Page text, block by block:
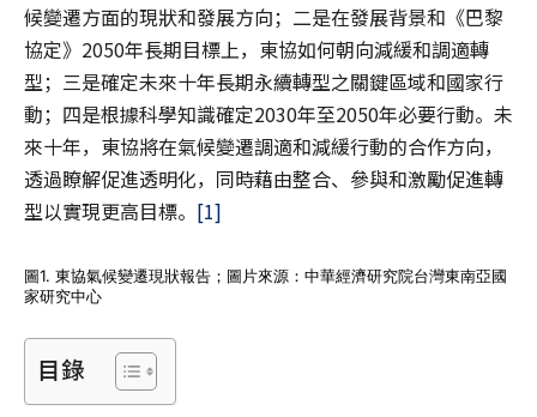
候變遷方面的現狀和發展方向；二是在發展背景和《巴黎
協定》2050年長期目標上，東協如何朝向減緩和調適轉
型；三是確定未來十年長期永續轉型之關鍵區域和國家行
動；四是根據科學知識確定2030年至2050年必要行動。未
來十年，東協將在氣候變遷調適和減緩行動的合作方向，
透過瞭解促進透明化，同時藉由整合、參與和激勵促進轉
型以實現更高目標。 [1]
圖1. 東協氣候變遷現狀報告；圖片來源：中華經濟研究院台灣東南亞國
家研究中心
目錄